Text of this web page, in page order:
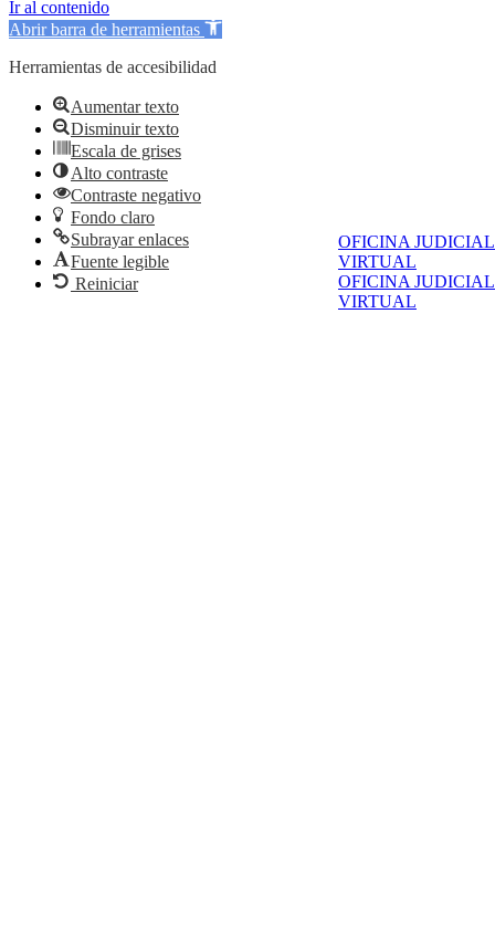
OFICINA JUDICIAL
VIRTUAL
OFICINA JUDICIAL
VIRTUAL
Ir al contenido
Abrir barra de herramientas
Herramientas de accesibilidad
Aumentar texto
Disminuir texto
Escala de grises
Alto contraste
Contraste negativo
Fondo claro
Subrayar enlaces
Fuente legible
Reiniciar